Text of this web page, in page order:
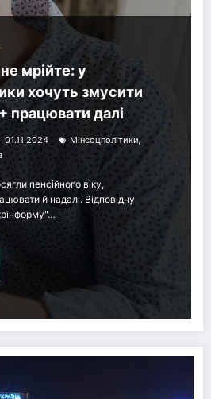
мрійте: у
хочуть змусити
працювати далі
01.11.2024 Мінсоцполітики,
пенсійного віку,
й надалі. Відповідну